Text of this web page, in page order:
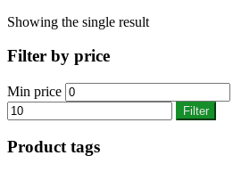
Showing the single result
Filter by price
Min price
Filter
Product tags